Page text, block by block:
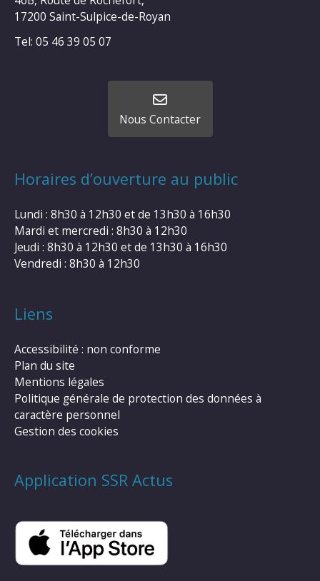
17200 Saint-Sulpice-de-Royan
Tel: 05 46 39 05 07
Nous Contacter
Horaires d’ouverture au public
Lundi : 8h30 à 12h30 et de 13h30 à 16h30
Mardi et mercredi : 8h30 à 12h30
Jeudi : 8h30 à 12h30 et de 13h30 à 16h30
Vendredi : 8h30 à 12h30
Liens
Accessibilité : non conforme
Plan du site
Mentions légales
Politique générale de protection des données à
caractère personnel
Gestion des cookies
Application SSR Actus